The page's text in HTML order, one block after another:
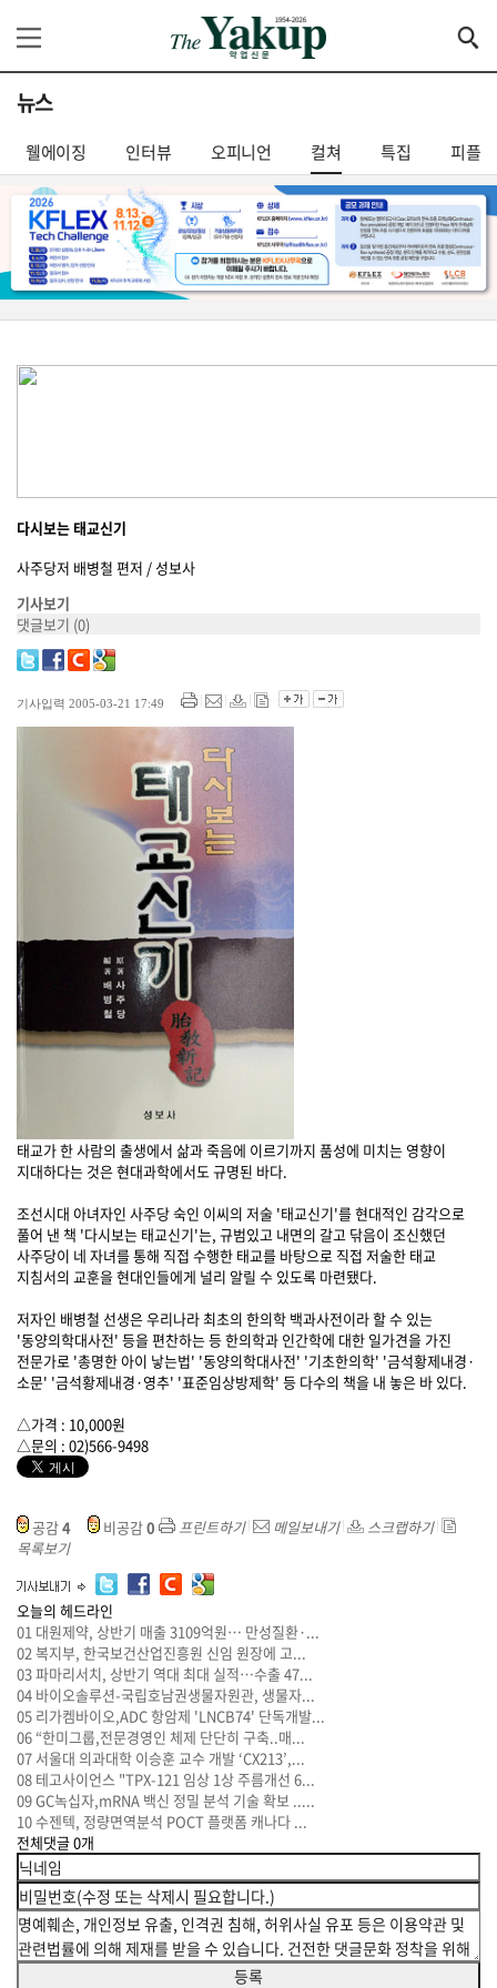
뉴스
웰에이징 인터뷰 오피니언 컬쳐 특집 피플
다시보는 태교신기
사주당저 배병철 편저 / 성보사
기사보기
댓글보기 (0)
기사입력 2005-03-21 17:49
태교가 한 사람의 출생에서 삶과 죽음에 이르기까지 품성에 미치는 영향이
지대하다는 것은 현대과학에서도 규명된 바다.
조선시대 아녀자인 사주당 숙인 이씨의 저술 '태교신기'를 현대적인 감각으로
풀어 낸 책 '다시보는 태교신기'는, 규범있고 내면의 갈고 닦음이 조신했던
사주당이 네 자녀를 통해 직접 수행한 태교를 바탕으로 직접 저술한 태교
지침서의 교훈을 현대인들에게 널리 알릴 수 있도록 마련됐다.
저자인 배병철 선생은 우리나라 최초의 한의학 백과사전이라 할 수 있는
'동양의학대사전' 등을 편찬하는 등 한의학과 인간학에 대한 일가견을 가진
전문가로 '총명한 아이 낳는법' '동양의학대사전' '기초한의학' '금석황제내경·
소문' '금석황제내경·영추' '표준임상방제학' 등 다수의 책을 내 놓은 바 있다.
△가격 : 10,000원
△문의 : 02)566-9498
공감4 비공감0 프린트하기 메일보내기
스크랩하기
목록보기
오늘의 헤드라인
01 대원제약, 상반기 매출 3109억원… 만성질환·...
02복지부, 한국보건산업진흥원 신임 원장에 고...
03파마리서치, 상반기 역대 최대 실적…수출 47...
04 바이오솔루션-국립호남권생물자원관, 생물자...
05 리가켐바이오,ADC 항암제 'LNCB74' 단독개발...
06 “한미그룹,전문경영인 체제 단단히 구축..매...
07 서울대 의과대학 이승훈 교수 개발 ‘CX213’,...
08 테고사이언스 "TPX-121 임상 1상 주름개선 6...
09GC녹십자,mRNA 백신 정밀 분석 기술 확보 .....
10수젠텍, 정량면역분석 POCT 플랫폼 캐나다 ...
전체댓글0개